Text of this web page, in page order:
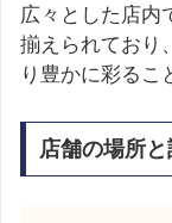
広々とした店内
揃えられており
り豊かに彩るこ
店舗の場所